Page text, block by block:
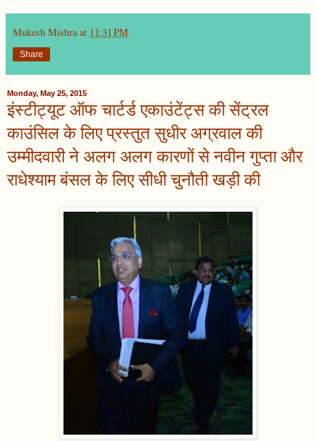
Mukesh Mishra at 11:31 PM
Share
Monday, May 25, 2015
इंस्टीट्यूट ऑफ चार्टर्ड एकाउंटेंट्स की सेंट्रल
काउंसिल के लिए प्रस्तुत सुधीर अग्रवाल की
उम्मीदवारी ने अलग अलग कारणों से नवीन गुप्ता और
राधेश्याम बंसल के लिए सीधी चुनौती खड़ी की